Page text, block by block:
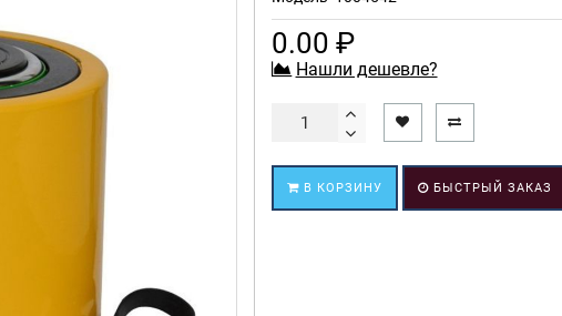
0.00 ₽
Нашли дешевле?
В КОРЗИНУ БЫСТРЫЙ ЗАКАЗ